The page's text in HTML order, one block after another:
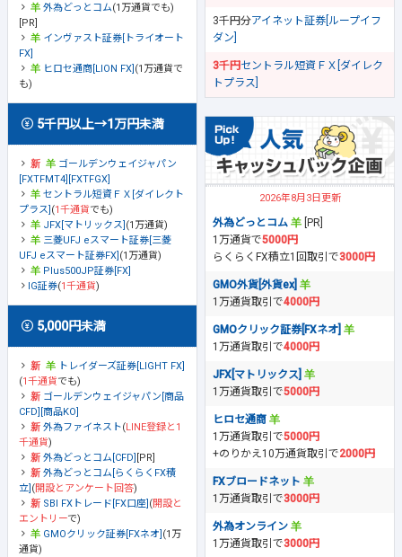
外為どっとコム(1万通貨でも)
[PR]
インヴァスト証券[トライオート
FX]
ヒロセ通商[LION FX] (1万通貨で
も)
5千円以上→1万円未満
ゴールデンウェイジャパン
[FXTFMT4][FXTFGX]
セントラル短資ＦＸ[ダイレクト
プラス] (1千通貨でも)
JFX[マトリックス] (1万通貨)
三菱UFJ eスマート証券[三菱
UFJ eスマート証券FX] (1万通貨)
Plus500JP証券[FX]
IG証券(1千通貨)
5,000円未満
トレイダーズ証券[LIGHT FX]
(1千通貨でも)
ゴールデンウェイジャパン[商品
CFD][商品KO]
外為ファイネスト(LINE登録と1
千通貨)
外為どっとコム[CFD] [PR]
外為どっとコム[らくらくFX積
立] (開設とアンケート回答)
SBI FXトレード[FX口座] (開設と
エントリーで)
GMOクリック証券[FXネオ] (1万
通貨)
3千円分アイネット証券[ループイフ
ダン]
3千円セントラル短資ＦＸ[ダイレク
トプラス]
2026年8月3日更新
外為どっとコム
[PR]
1万通貨で5000円
らくらくFX積立1回取引で3000円
GMO外貨[外貨ex]
1万通貨取引で4000円
GMOクリック証券[FXネオ]
1万通貨取引で4000円
JFX[マトリックス]
1万通貨取引で5000円
ヒロセ通商
1万通貨取引で5000円
+のりかえ10万通貨取引で2000円
FXブロードネット
1万通貨取引で3000円
外為オンライン
1万通貨取引で3000円